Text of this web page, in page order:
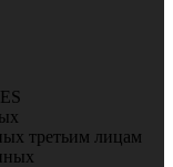
третьим лицам